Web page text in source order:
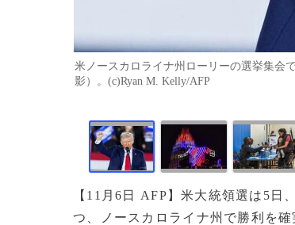
米ノースカロライナ州ローリーの選挙集会
影）。(c)Ryan M. Kelly/AFP
【11月6日 AFP】米大統領選は5
つ、ノースカロライナ州で勝利を